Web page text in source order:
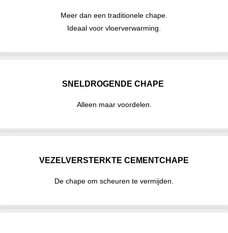
Meer dan een traditionele chape.
Ideaal voor vloerverwarming.
SNELDROGENDE CHAPE
Alleen maar voordelen.
VEZELVERSTERKTE CEMENTCHAPE
De chape om scheuren te vermijden.